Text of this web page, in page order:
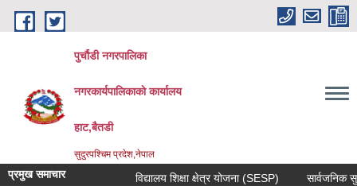
Skip to main content
पुर्चौडी नगरपालिका
नगरकार्यपालिकाकाे कार्यालय
हाट,बैतडी
सुदुरपश्चिम प्रदेश,नेपाल
प्रमुख समाचार विद्यालय शिक्षा क्षेत्र योजना (SESP) सार्वजनिक